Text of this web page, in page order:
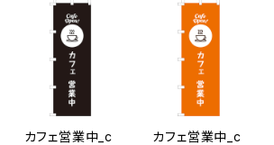
カフェ営業中_c
カフェ営業中_c